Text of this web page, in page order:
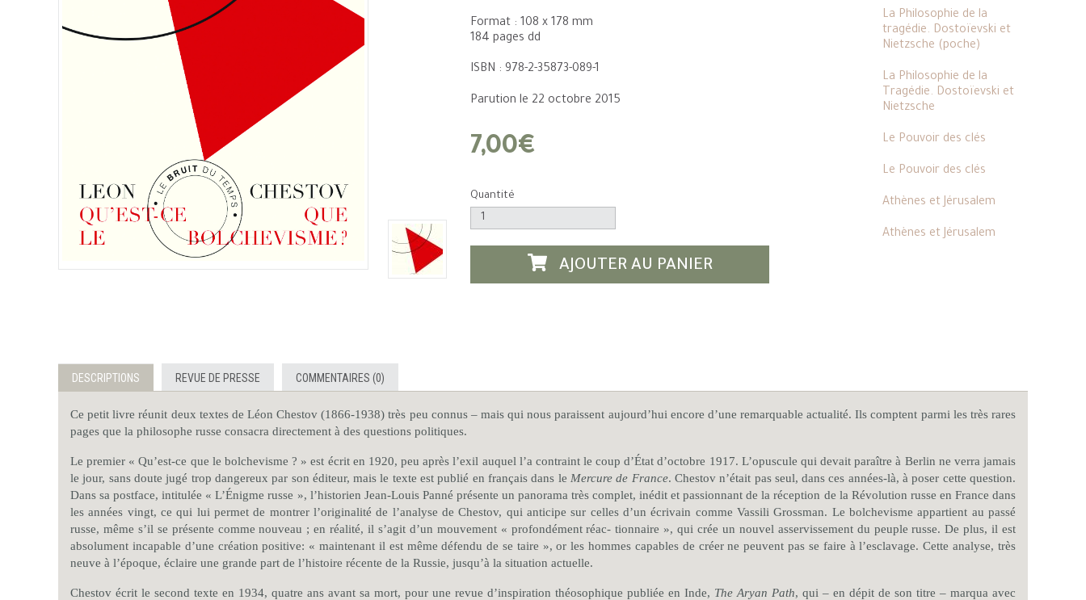
Format : 108 x 178 mm
184 pages dd
ISBN : 978-2-35873-089-1
Parution le 22 octobre 2015
7,00€
Quantité
AJOUTER AU PANIER
La Philosophie de la
tragédie. Dostoïevski et
Nietzsche (poche)
La Philosophie de la
Tragédie. Dostoïevski et
Nietzsche
Le Pouvoir des clés
Le Pouvoir des clés
Athènes et Jérusalem
Athènes et Jérusalem
DESCRIPTIONS REVUE DE PRESSE COMMENTAIRES (0)
Ce petit livre réunit deux textes de Léon Chestov (1866-1938) très peu connus – mais qui nous paraissent aujourd’hui encore d’une remarquable actualité. Ils comptent parmi les très rares
pages que la philosophe russe consacra directement à des questions politiques.
Le premier « Qu’est-ce que le bolchevisme ? » est écrit en 1920, peu après l’exil auquel l’a contraint le coup d’État d’octobre 1917. L’opuscule qui devait paraître à Berlin ne verra jamais
le jour, sans doute jugé trop dangereux par son éditeur, mais le texte est publié en français dans le Mercure de France. Chestov n’était pas seul, dans ces années-là, à poser cette question.
Dans sa postface, intitulée « L’Énigme russe », l’historien Jean-Louis Panné présente un panorama très complet, inédit et passionnant de la réception de la Révolution russe en France dans
les années vingt, ce qui lui permet de montrer l’originalité de l’analyse de Chestov, qui anticipe sur celles d’un écrivain comme Vassili Grossman. Le bolchevisme appartient au passé
russe, même s’il se présente comme nouveau ; en réalité, il s’agit d’un mouvement « profondément réac- tionnaire », qui crée un nouvel asservissement du peuple russe. De plus, il est
absolument incapable d’une création positive: « maintenant il est même défendu de se taire », or les hommes capables de créer ne peuvent pas se faire à l’esclavage. Cette analyse, très
neuve à l’époque, éclaire une grande part de l’histoire récente de la Russie, jusqu’à la situation actuelle.
Chestov écrit le second texte en 1934, quatre ans avant sa mort, pour une revue d’inspiration théosophique publiée en Inde, The Aryan Path, qui – en dépit de son titre – marqua avec